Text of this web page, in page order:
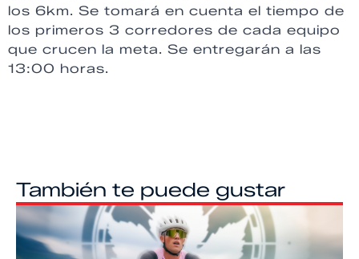
los 6km. Se tomará en cuenta el tiempo de
los primeros 3 corredores de cada equipo
que crucen la meta. Se entregarán a las
13:00 horas.
También te puede gustar